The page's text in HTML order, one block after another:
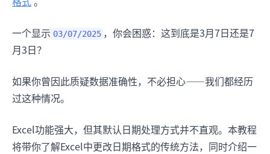
一个显示 03/07/2025 ，你会困惑：这到底是3月7日还是7
月3日？
如果你曾因此质疑数据准确性，不必担心——我们都经历
过这种情况。
Excel功能强大，但其默认日期处理方式并不直观。本教程
将带你了解Excel中更改日期格式的传统方法，同时介绍一